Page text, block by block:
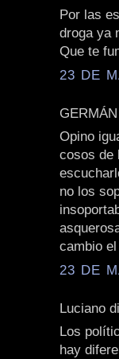
Por las
droga ya
Que te
23 DE
Opino
cosos de
no los
cambio
23 DE
Luciano
Los
hay